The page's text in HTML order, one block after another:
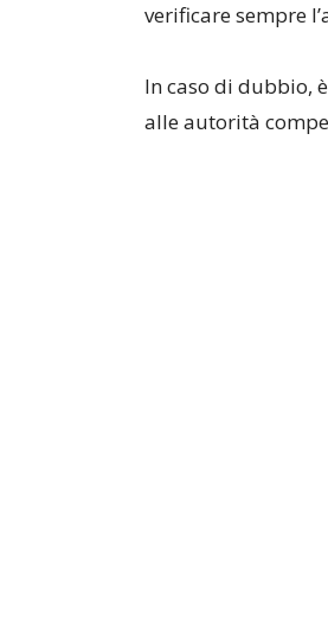
verificare sempre
In caso di dubbio,
alle autorità